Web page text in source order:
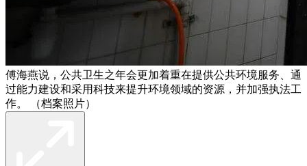
傅海燕说，公共卫生之年会更加着重在提供公共环境服务、通
过能力建设和采用科技来提升环境领域的资源，并加强执法工
作。 （档案照片）